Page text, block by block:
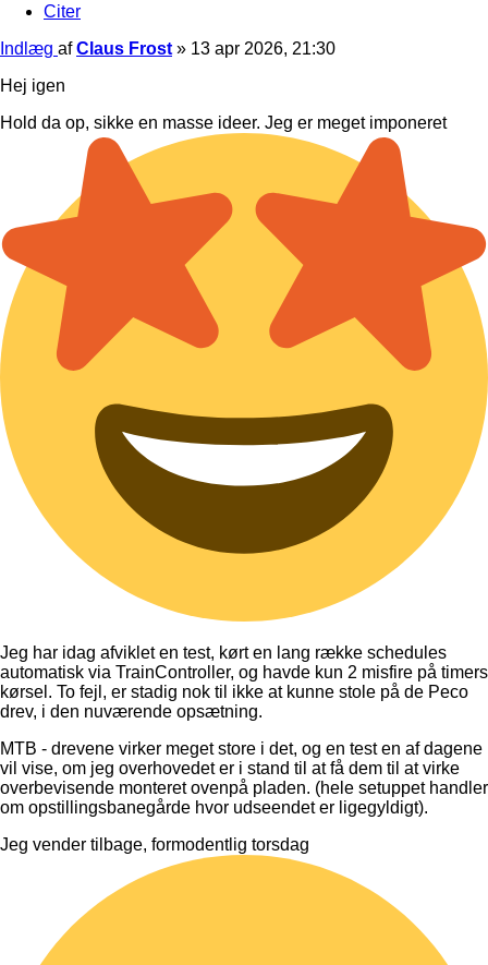
Citer
Indlæg afClaus Frost » 13 apr 2026, 21:30
Hej igen
Hold da op, sikke en masse ideer. Jeg er meget imponeret
Jeg har idag afviklet en test, kørt en lang række schedules
automatisk via TrainController, og havde kun 2 misfire på timers
kørsel. To fejl, er stadig nok til ikke at kunne stole på de Peco
drev, i den nuværende opsætning.
MTB - drevene virker meget store i det, og en test en af dagene
vil vise, om jeg overhovedet er i stand til at få dem til at virke
overbevisende monteret ovenpå pladen. (hele setuppet handler
om opstillingsbanegårde hvor udseendet er ligegyldigt).
Jeg vender tilbage, formodentlig torsdag